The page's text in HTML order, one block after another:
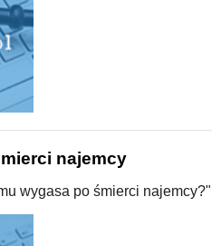
najemcy
wygasa po śmierci najemcy?"